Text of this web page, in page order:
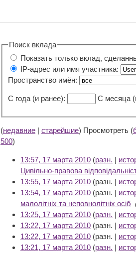
Поиск вклада
Показать только вклад,
IP-адрес или имя участника:
Пространство имён:
С года (и ранее): С месяца
(недавние | старейшие) Просмотреть (
500)
13:57, 17 марта 2010 (разн. |
Цивільно-правова
13:55, 17 марта 2010 (разн. |
13:54, 17 марта 2010 (разн. |
малолітніх та неповнолітніх осіб
13:25, 17 марта 2010 (разн. |
13:22, 17 марта 2010 (разн. |
13:22, 17 марта 2010 (разн. |
13:21, 17 марта 2010 (разн. |